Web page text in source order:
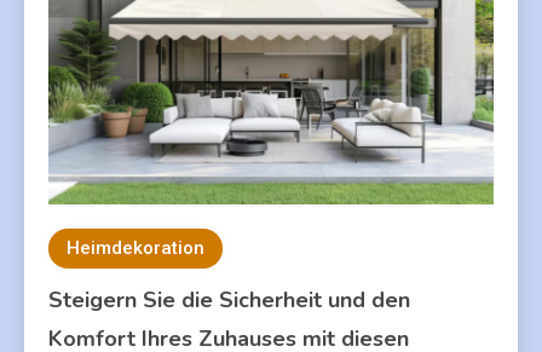
Heimdekoration
Steigern Sie die Sicherheit und den
Komfort Ihres Zuhauses mit diesen